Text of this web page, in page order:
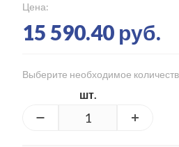
Цена:
15 590.40 руб.
Выберите необходимое
шт.